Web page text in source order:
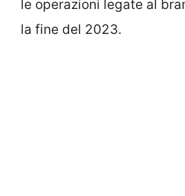
le operazioni legate al
la fine del 2023.